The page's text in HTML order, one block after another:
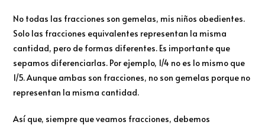
No todas las fracciones son gemelas, mis niños obedientes.
Solo las fracciones equivalentes representan la misma
cantidad, pero de formas diferentes. Es importante que
sepamos diferenciarlas. Por ejemplo, 1/4 no es lo mismo que
1/5. Aunque ambas son fracciones, no son gemelas porque no
representan la misma cantidad.
Así que, siempre que veamos fracciones, debemos